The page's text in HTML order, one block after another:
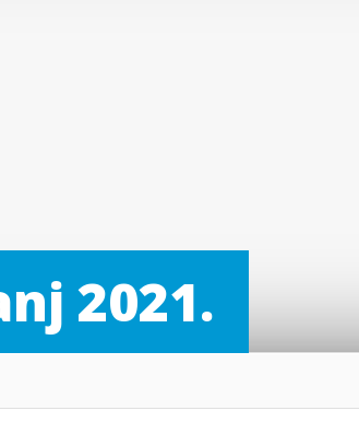
2021.